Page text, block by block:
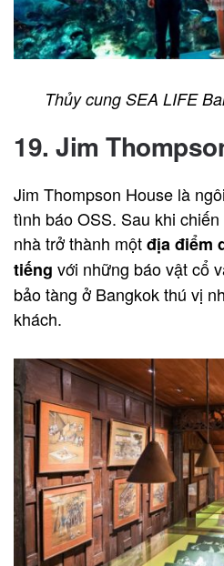
Thủy cung SEA LIFE
19. Jim
Jim Thompson House là
tình báo OSS. Sau khi
nhà trở thành mộtđịa điểm
tiếng với những báo vật cổ
bảo tàng ở Bangkok thú vị
khách.